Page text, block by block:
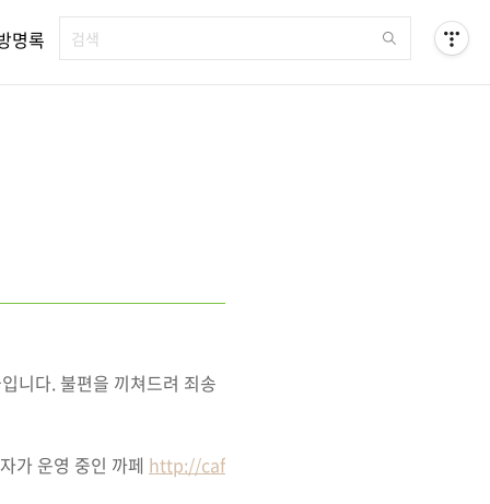
명록
니다. 불편을 끼쳐드려 죄송
가 운영 중인 까페 http://caf